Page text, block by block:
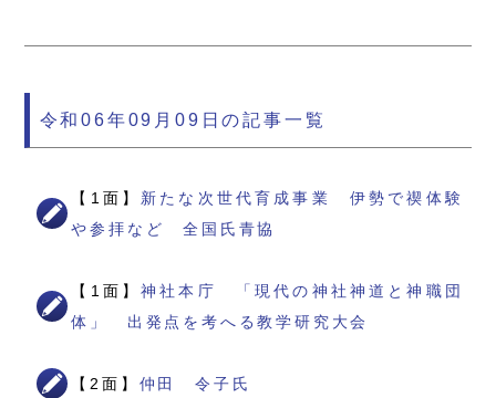
令和06年09月09日の記事一覧
【1面】 新たな次世代育成事業 伊勢で禊体験
や参拝など 全国氏青協
【1面】神社本庁 「現代の神社神道と神職団
体」 出発点を考へる教学研究大会
【2面】 仲田 令子氏